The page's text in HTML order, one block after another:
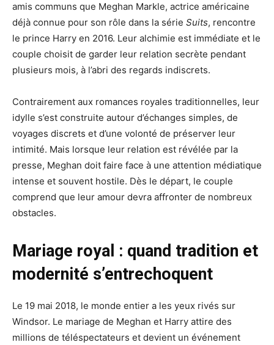
amis communs que Meghan Markle, actrice américaine
déjà connue pour son rôle dans la série Suits, rencontre
le prince Harry en 2016. Leur alchimie est immédiate et le
couple choisit de garder leur relation secrète pendant
plusieurs mois, à l’abri des regards indiscrets.
Contrairement aux romances royales traditionnelles, leur
idylle s’est construite autour d’échanges simples, de
voyages discrets et d’une volonté de préserver leur
intimité. Mais lorsque leur relation est révélée par la
presse, Meghan doit faire face à une attention médiatique
intense et souvent hostile. Dès le départ, le couple
comprend que leur amour devra affronter de nombreux
obstacles.
Mariage royal : quand tradition et
modernité s’entrechoquent
Le 19 mai 2018, le monde entier a les yeux rivés sur
Windsor. Le mariage de Meghan et Harry attire des
millions de téléspectateurs et devient un événement